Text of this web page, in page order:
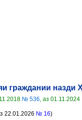
граждании назди
№ 536, аз 01.11.2024
22.01.2026 № 16)